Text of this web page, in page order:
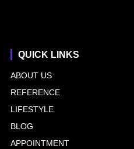
QUICK LINKS
ABOUT US
REFERENCE
LIFESTYLE
BLOG
APPOINTMENT